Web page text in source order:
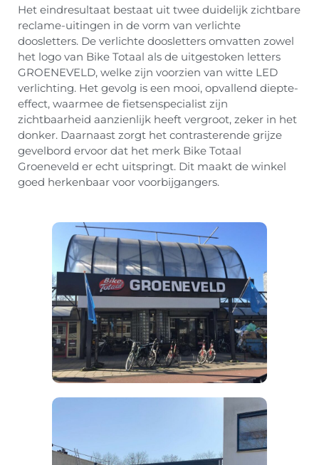
Het eindresultaat bestaat uit twee duidelijk zichtbare
reclame-uitingen in de vorm van verlichte
doosletters. De verlichte doosletters omvatten zowel
het logo van Bike Totaal als de uitgestoken letters
GROENEVELD, welke zijn voorzien van witte LED
verlichting. Het gevolg is een mooi, opvallend diepte-
effect, waarmee de fietsenspecialist zijn
zichtbaarheid aanzienlijk heeft vergroot, zeker in het
donker. Daarnaast zorgt het contrasterende grijze
gevelbord ervoor dat het merk Bike Totaal
Groeneveld er echt uitspringt. Dit maakt de winkel
goed herkenbaar voor voorbijgangers.